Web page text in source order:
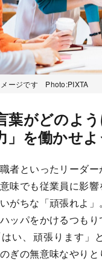
ージです Photo:PIXTA
葉がどのよ
」を働かせよ
者といったリーダ
味でも従業員に影
がちな「頑張れよ
ッパをかけるつもり
い、頑張ります」
ぎの無意味なやり